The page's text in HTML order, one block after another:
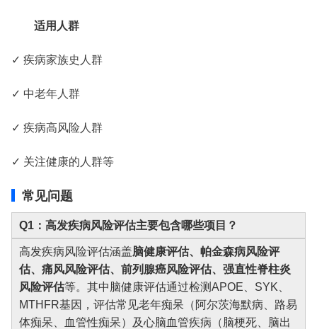
适用人群
✓ 疾病家族史人群
✓ 中老年人群
✓ 疾病高风险人群
✓ 关注健康的人群等
常见问题
Q1：高发疾病风险评估主要包含哪些项目？
高发疾病风险评估涵盖脑健康评估、帕金森病风险评
估、痛风风险评估、前列腺癌风险评估、强直性脊柱炎
风险评估等。其中脑健康评估通过检测APOE、SYK、
MTHFR基因，评估常见老年痴呆（阿尔茨海默病、路易
体痴呆、血管性痴呆）及心脑血管疾病（脑梗死、脑出